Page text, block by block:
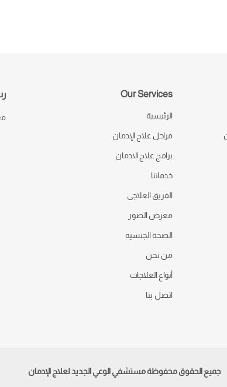
Our Services
الرئيسية
مراحل علاج الإدمان
برامج علاج الادمان
خدماتنا
الفريق العلاجى
معرض الصور
الصحة الجنسية
من نحن
أنواع العلاجات
اتصل بنا
جميع الحقوق محفوظة مستشفي الوعي الجديد لعلاج الإدمان